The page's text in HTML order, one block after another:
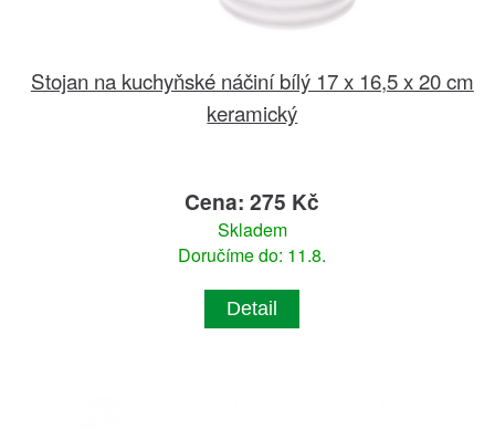
Stojan na kuchyňské náčiní bílý 17 x 16,5 x 20 cm
keramický
Cena: 275 Kč
Skladem
Doručíme do: 11.8.
Detail